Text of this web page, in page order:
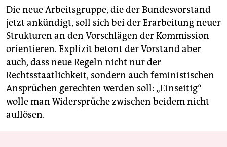
Die neue Arbeitsgruppe, die der Bundesvorstand
jetzt ankündigt, soll sich bei der Erarbeitung neuer
Strukturen an den Vorschlägen der Kommission
orientieren. Explizit betont der Vorstand aber
auch, dass neue Regeln nicht nur der
Rechtsstaatlichkeit, sondern auch feministischen
Ansprüchen gerechten werden soll: „Einseitig“
wolle man Widersprüche zwischen beidem nicht
auflösen.